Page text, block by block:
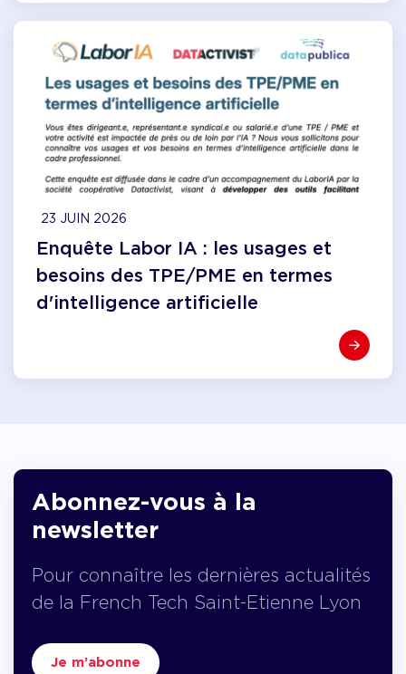
23 JUIN 2026
Enquête Labor IA : les usages et
besoins des TPE/PME en termes
d'intelligence artificielle
Abonnez-vous à la
newsletter
Pour connaître les dernières actualités
de la French Tech Saint-Etienne Lyon
Je m’abonne